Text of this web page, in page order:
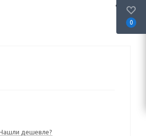
дешевле?
0